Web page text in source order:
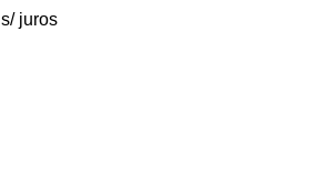
s/ juros